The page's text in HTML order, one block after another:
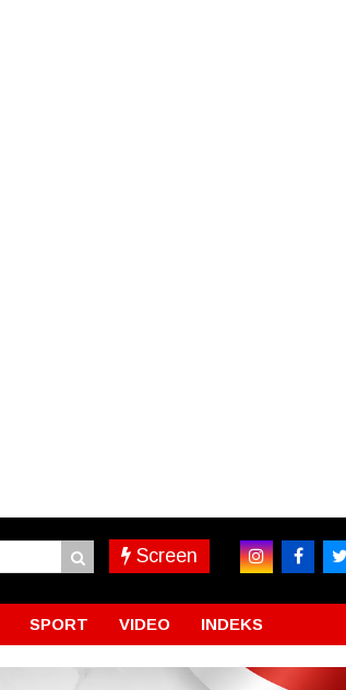
Screen
SPORT VIDEO INDEKS